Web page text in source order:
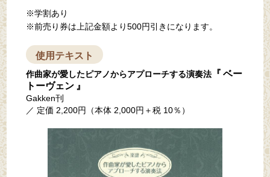
※学割あり
※前売り券は上記金額より500円引きになります。
使用テキスト
作曲家が愛したピアノからアプローチする演奏法 『 ベー
トーヴェン 』
Gakken刊
／ 定価 2,200円（本体 2,000円＋税 10％）